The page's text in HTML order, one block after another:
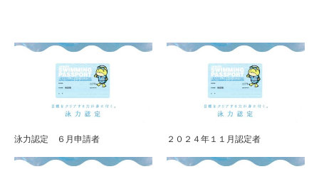
泳力認定 ６月申請者 ２０２４年１１月認定者